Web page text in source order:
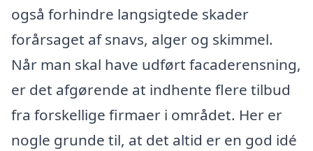
også forhindre langsigtede skader
forårsaget af snavs, alger og skimmel.
Når man skal have udført facaderensning,
er det afgørende at indhente flere tilbud
fra forskellige firmaer i området. Her er
nogle grunde til, at det altid er en god idé